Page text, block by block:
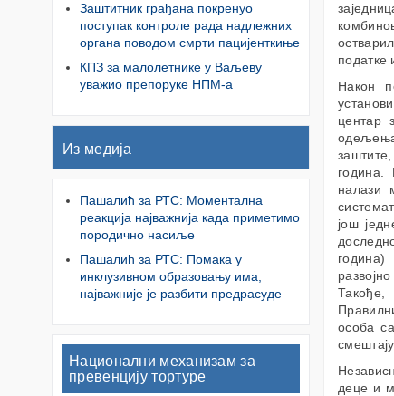
податке
Након
центар
одељења
година.
налази
још
Такође,
особа
деце и
Заштитник грађана покренуо
поступак контроле рада надлежних
органа поводом смрти пацијенткиње
КПЗ за малолетнике у Ваљеву
уважио препоруке НПМ-а
Из медија
Пашалић за РТС: Моментална
реакција најважнија када приметимо
породично насиље
Пашалић за РТС: Помака у
инклузивном образовању има,
најважније је разбити предрасуде
Национални механизам за
превенцију тортуре